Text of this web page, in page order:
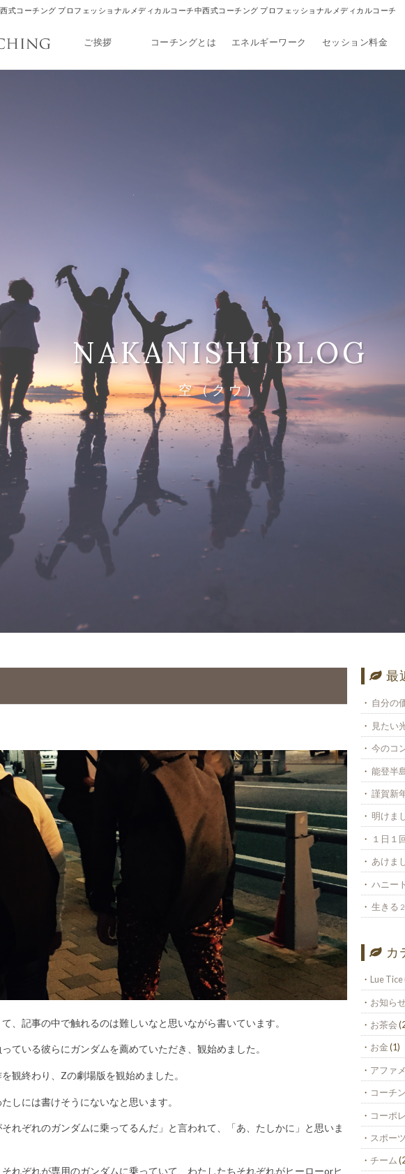
式コーチング プロフェッショナルメディカルコーチ中西式コーチング プロフェッショナルメディカルコーチ
ご挨拶 コーチングとは エネルギーワーク セッション料金
NAKANISHI BLOG
空（クウ）
、記事の中で触れるのは難しいなと思いながら書いています。
ている彼らにガンダムを薦めていただき、観始めました。
観終わり、Zの劇場版を観始めました。
しには書けそうにないなと思います。
れぞれのガンダムに乗ってるんだ」と言われて、「あ、たしかに」と思いま
れぞれが専用のガンダムに乗っていて、わたしたちそれぞれがヒーローorヒ
最
自分の
見たい
今のコ
能登半
謹賀新
明けま
１日１
あけま
ハニー
生きる
カ
Lue Tice
お知ら
お茶会
お金(1)
アファ
コーチ
コーポ
スポーツ
チーム